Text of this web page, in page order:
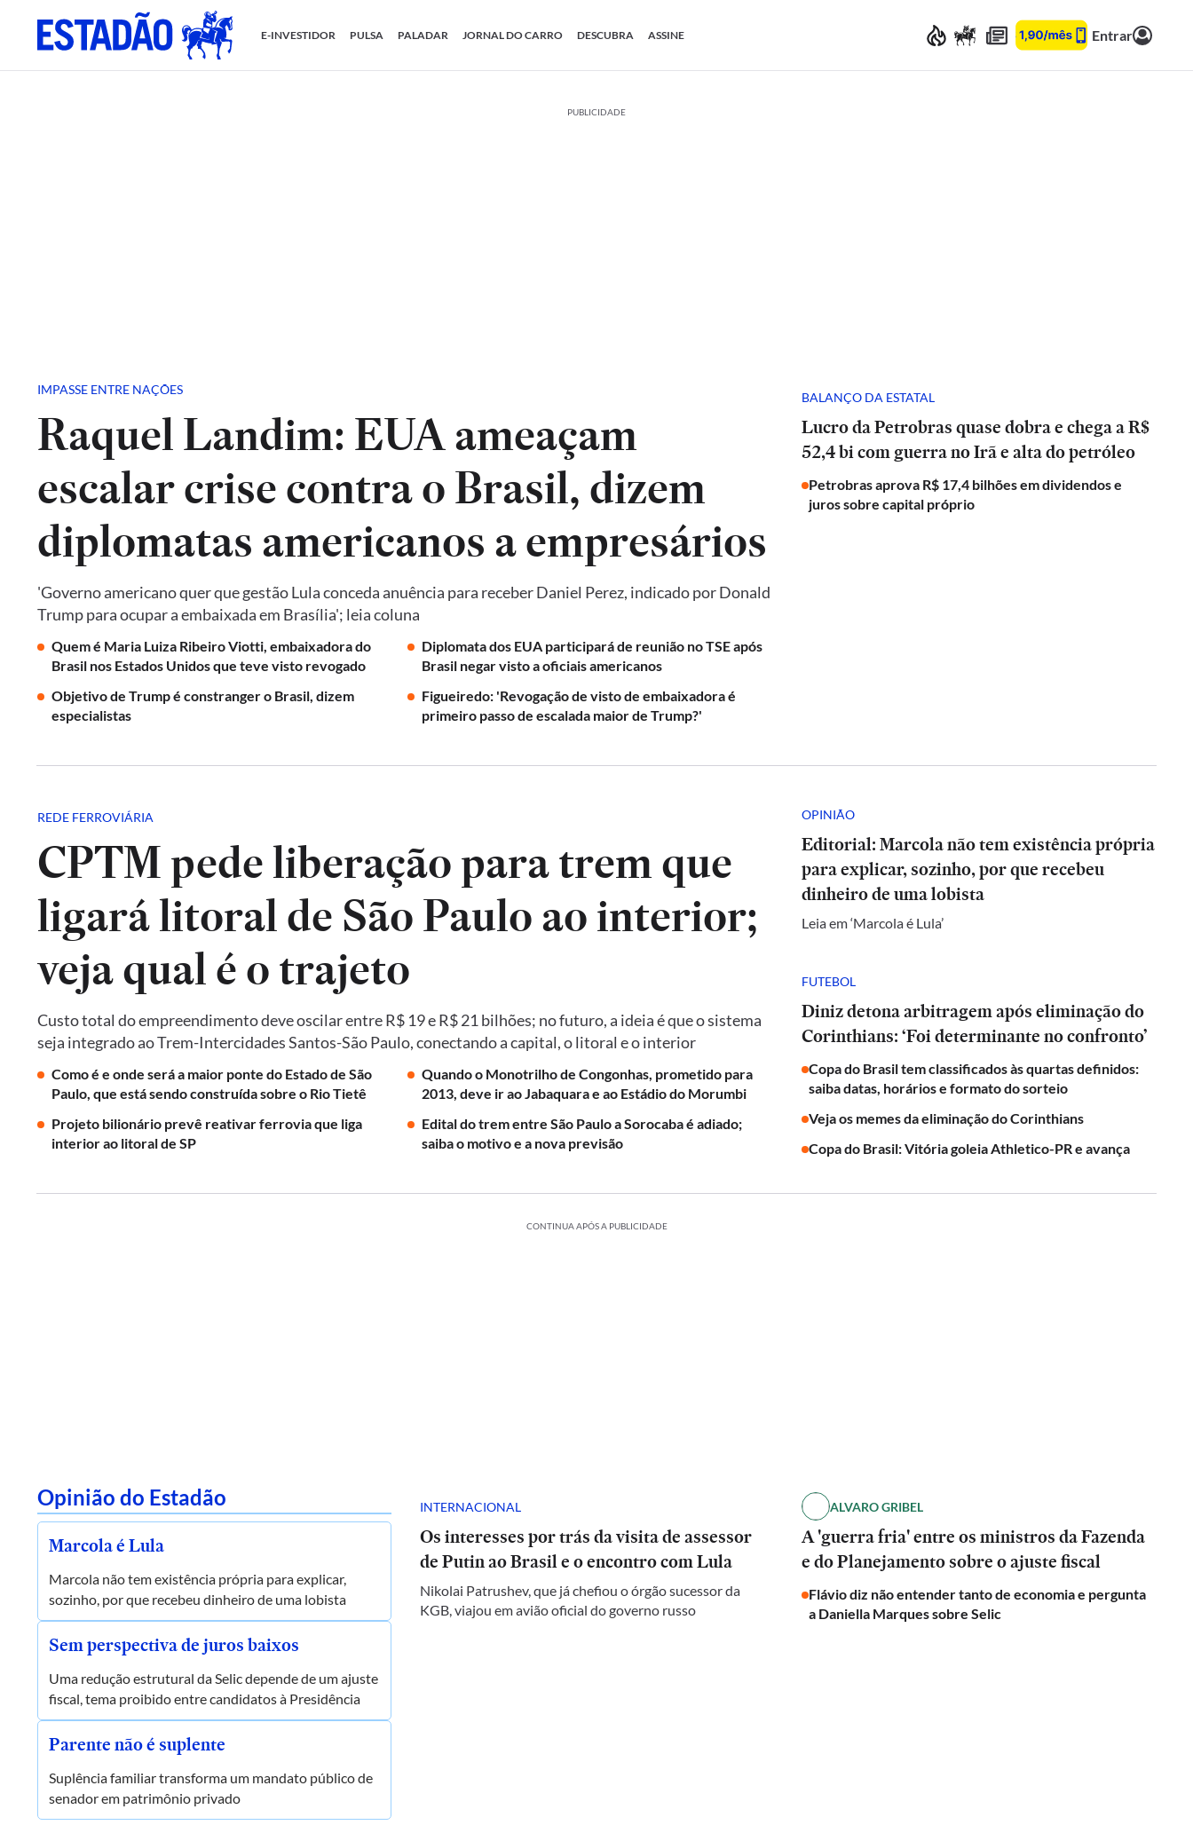
E-INVESTIDOR PULSA PALADAR JORNAL DO CARRO DESCUBRA ASSINE Entrar
PUBLICIDADE
IMPASSE ENTRE NAÇÕES
Raquel Landim: EUA ameaçam
escalar crise contra o Brasil, dizem
diplomatas americanos a empresários
'Governo americano quer que gestão Lula conceda anuência para receber Daniel Perez, indicado por Donald
Trump para ocupar a embaixada em Brasília'; leia coluna
Quem é Maria Luiza Ribeiro Viotti, embaixadora do
Brasil nos Estados Unidos que teve visto revogado
Diplomata dos EUA participará de reunião no TSE após
Brasil negar visto a oficiais americanos
Objetivo de Trump é constranger o Brasil, dizem
especialistas
Figueiredo: 'Revogação de visto de embaixadora é
primeiro passo de escalada maior de Trump?'
BALANÇO DA ESTATAL
Lucro da Petrobras quase dobra e chega a R$
52,4 bi com guerra no Irã e alta do petróleo
Petrobras aprova R$ 17,4 bilhões em dividendos e
juros sobre capital próprio
REDE FERROVIÁRIA
CPTM pede liberação para trem que
ligará litoral de São Paulo ao interior;
veja qual é o trajeto
Custo total do empreendimento deve oscilar entre R$ 19 e R$ 21 bilhões; no futuro, a ideia é que o sistema
seja integrado ao Trem-Intercidades Santos-São Paulo, conectando a capital, o litoral e o interior
Como é e onde será a maior ponte do Estado de São
Paulo, que está sendo construída sobre o Rio Tietê
Quando o Monotrilho de Congonhas, prometido para
2013, deve ir ao Jabaquara e ao Estádio do Morumbi
Projeto bilionário prevê reativar ferrovia que liga
interior ao litoral de SP
Edital do trem entre São Paulo a Sorocaba é adiado;
saiba o motivo e a nova previsão
OPINIÃO
Editorial: Marcola não tem existência própria
para explicar, sozinho, por que recebeu
dinheiro de uma lobista
Leia em ‘Marcola é Lula’
FUTEBOL
Diniz detona arbitragem após eliminação do
Corinthians: ‘Foi determinante no confronto’
Copa do Brasil tem classificados às quartas definidos:
saiba datas, horários e formato do sorteio
Veja os memes da eliminação do Corinthians
Copa do Brasil: Vitória goleia Athletico-PR e avança
CONTINUA APÓS A PUBLICIDADE
Opinião do Estadão
Marcola é Lula
Marcola não tem existência própria para explicar,
sozinho, por que recebeu dinheiro de uma lobista
Sem perspectiva de juros baixos
Uma redução estrutural da Selic depende de um ajuste
fiscal, tema proibido entre candidatos à Presidência
Parente não é suplente
Suplência familiar transforma um mandato público de
senador em patrimônio privado
INTERNACIONAL
Os interesses por trás da visita de assessor
de Putin ao Brasil e o encontro com Lula
Nikolai Patrushev, que já chefiou o órgão sucessor da
KGB, viajou em avião oficial do governo russo
ALVARO GRIBEL
A 'guerra fria' entre os ministros da Fazenda
e do Planejamento sobre o ajuste fiscal
Flávio diz não entender tanto de economia e pergunta
a Daniella Marques sobre Selic